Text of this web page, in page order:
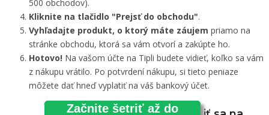
500 obchodov).
Kliknite na tlačidlo "Prejsť do obchodu".
Vyhľadajte produkt, o ktorý máte záujem priamo na
stránke obchodu, ktorá sa vám otvorí a zakúpte ho.
Hotovo! Na vašom účte na Tipli budete vidieť, koľko sa vám
z nákupu vrátilo. Po potvrdení nákupu, si tieto peniaze
môžete dať hneď vyplatiť na váš bankový účet.
Začnite šetriť až do